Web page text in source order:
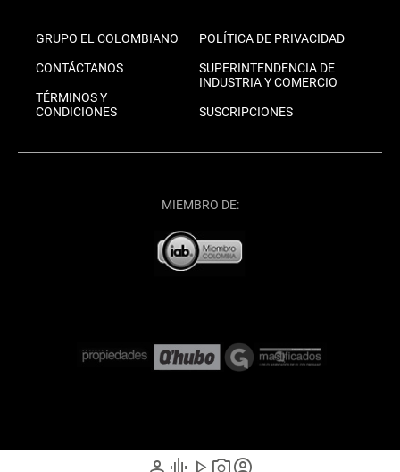
GRUPO EL COLOMBIANO
CONTÁCTANOS
TÉRMINOS Y
CONDICIONES
POLÍTICA DE PRIVACIDAD
SUPERINTENDENCIA DE
INDUSTRIA Y COMERCIO
SUSCRIPCIONES
MIEMBRO DE: